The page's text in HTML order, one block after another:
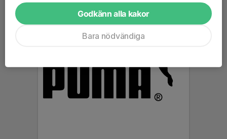
Godkänn alla kakor
Bara nödvändiga